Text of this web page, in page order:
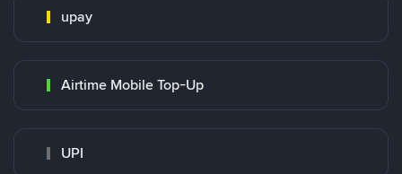
upay
Airtime Mobile Top-Up
UPI